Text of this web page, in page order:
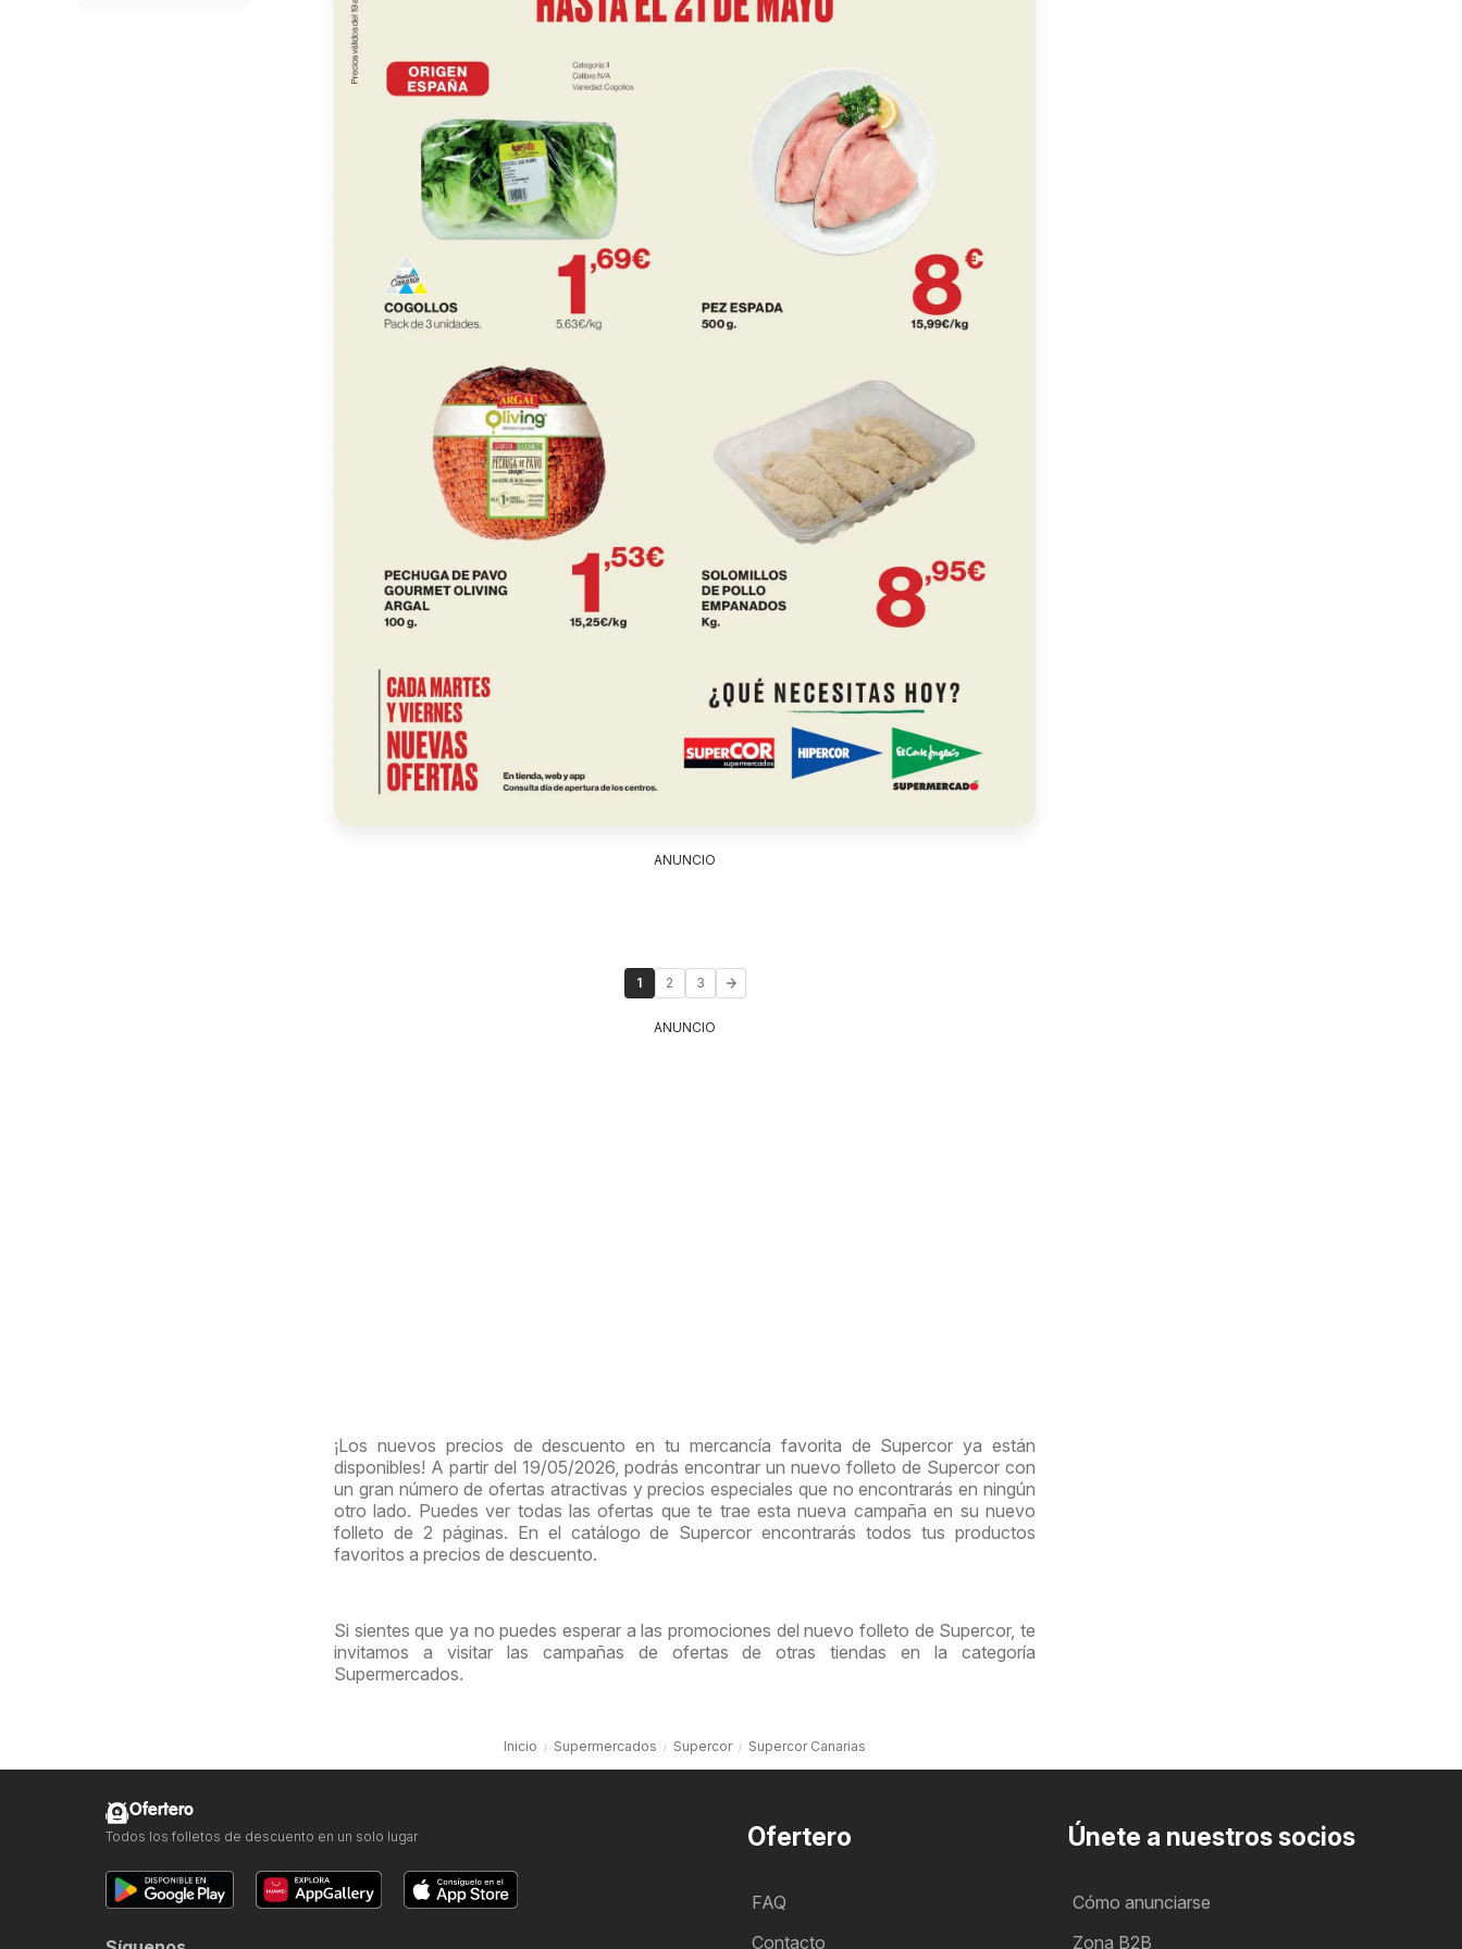
ANUNCIO
1 2 3
ANUNCIO
¡Los nuevos precios de descuento en tu mercancía favorita de Supercor ya están
disponibles! A partir del 19/05/2026, podrás encontrar un nuevo folleto de Supercor con
un gran número de ofertas atractivas y precios especiales que no encontrarás en ningún
otro lado. Puedes ver todas las ofertas que te trae esta nueva campaña en su nuevo
folleto de 2 páginas. En el catálogo de Supercor encontrarás todos tus productos
favoritos a precios de descuento.
Si sientes que ya no puedes esperar a las promociones del nuevo folleto de Supercor, te
invitamos a visitar las campañas de ofertas de otras tiendas en la categoría
Supermercados.
Inicio Supermercados Supercor Supercor Canarias
Ofertero
FAQ
Contacto
Únete a nuestros socios
Cómo anunciarse
Zona B2B
Ofertero
Todos los folletos de descuento en un solo lugar